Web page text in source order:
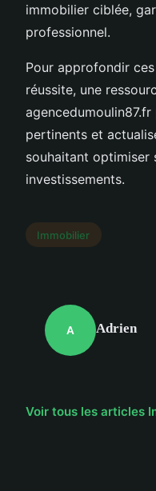
immobilier ciblée,
professionnel.
Pour approfondir
réussite, une
pertinents et
souhaitant optimiser
investissements.
Immobilier
A Adrien
Voir tous les articles